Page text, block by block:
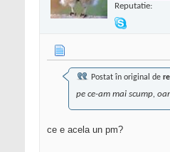
Reputatie:
Postat în original de
pe ce-am mai scump,
ce e acela un pm?